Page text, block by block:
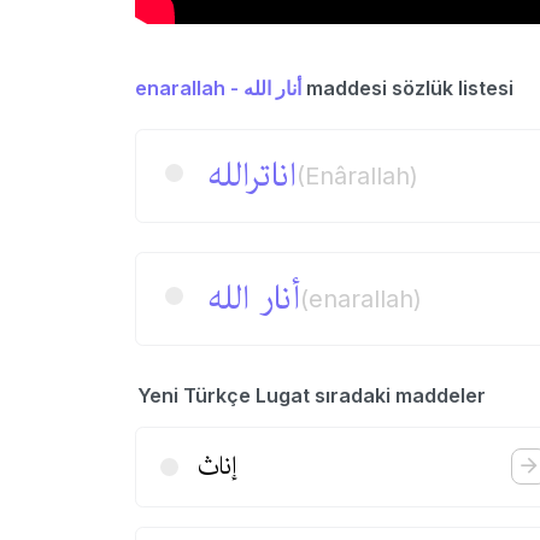
enarallah - أنار اللهmaddesi sözlük listesi
اناترالله(Enârallah)
أنار الله(enarallah)
Yeni Türkçe Lugat sıradaki maddeler
إناث